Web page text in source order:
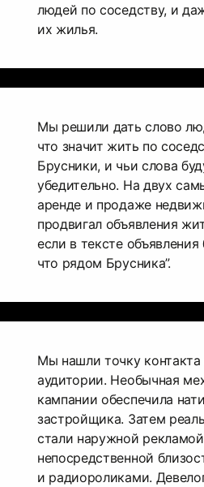
людей по соседству, и
их жилья.
Мы решили дать слово
что значит жить по
Брусники, и чьи слова
убедительно. На двух
аренде и продаже
продвигал объявления
если в тексте
что рядом Брусника”.
Мы нашли точку
аудитории. Необычная
кампании обеспечила
застройщика. Затем
стали наружной
непосредственной
и радиороликами.